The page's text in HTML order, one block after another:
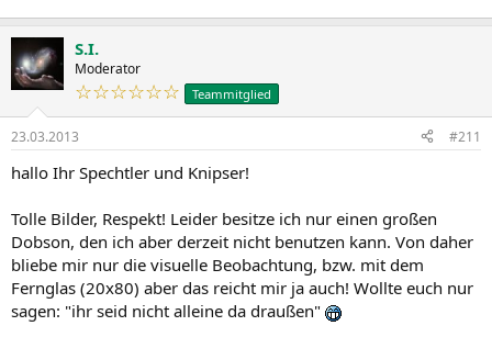
S.I.
Moderator
☆☆☆☆☆☆ Teammitglied
23.03.2013 #211
hallo Ihr Spechtler und Knipser!
Tolle Bilder, Respekt! Leider besitze ich nur einen großen
Dobson, den ich aber derzeit nicht benutzen kann. Von daher
bliebe mir nur die visuelle Beobachtung, bzw. mit dem
Fernglas (20x80) aber das reicht mir ja auch! Wollte euch nur
sagen: "ihr seid nicht alleine da draußen"